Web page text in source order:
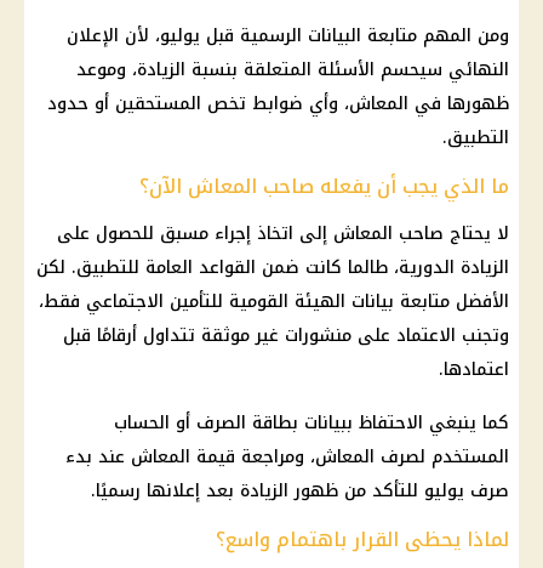
ومن المهم متابعة البيانات الرسمية قبل يوليو، لأن الإعلان
النهائي سيحسم الأسئلة المتعلقة بنسبة الزيادة، وموعد
ظهورها في المعاش، وأي ضوابط تخص المستحقين أو حدود
التطبيق.
ما الذي يجب أن يفعله صاحب المعاش الآن؟
لا يحتاج صاحب المعاش إلى اتخاذ إجراء مسبق للحصول على
الزيادة الدورية، طالما كانت ضمن القواعد العامة للتطبيق. لكن
الأفضل متابعة بيانات الهيئة القومية للتأمين الاجتماعي فقط،
وتجنب الاعتماد على منشورات غير موثقة تتداول أرقامًا قبل
اعتمادها.
كما ينبغي الاحتفاظ ببيانات بطاقة الصرف أو الحساب
المستخدم لصرف المعاش، ومراجعة قيمة المعاش عند بدء
صرف يوليو للتأكد من ظهور الزيادة بعد إعلانها رسميًا.
لماذا يحظى القرار باهتمام واسع؟